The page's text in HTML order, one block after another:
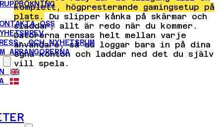
OSS
OCH NYHETSRUM
ARRANGÖRERNA
komplett, högpresterande gamingsetup på
plats.
Du slipper kånka på skärmar och
sladdar; allt är redo när du kommer.
Datorerna rensas helt mellan varje
användare, så du loggar bara in på dina
egna konton och laddar ned det du själv
vill spela.